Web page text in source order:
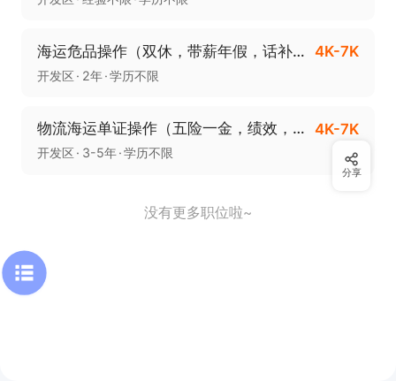
海运危品操作（双休，带薪年假，话补，年终奖，绩效） 4K-7K
开发区 2年 学历不限
物流海运单证操作（五险一金，绩效，双休，年终奖，带薪年休） 4K-7K
开发区 3-5年 学历不限
没有更多职位啦~
分享